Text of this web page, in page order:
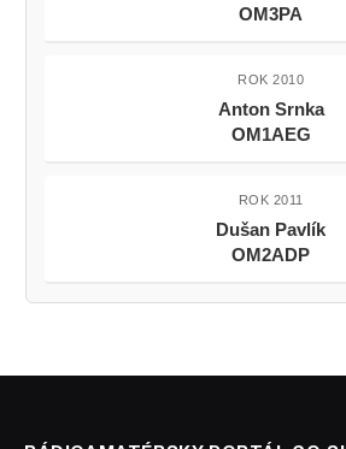
OM3PA
ROK 2010
Anton Srnka
OM1AEG
ROK 2011
Dušan Pavlík
OM2ADP